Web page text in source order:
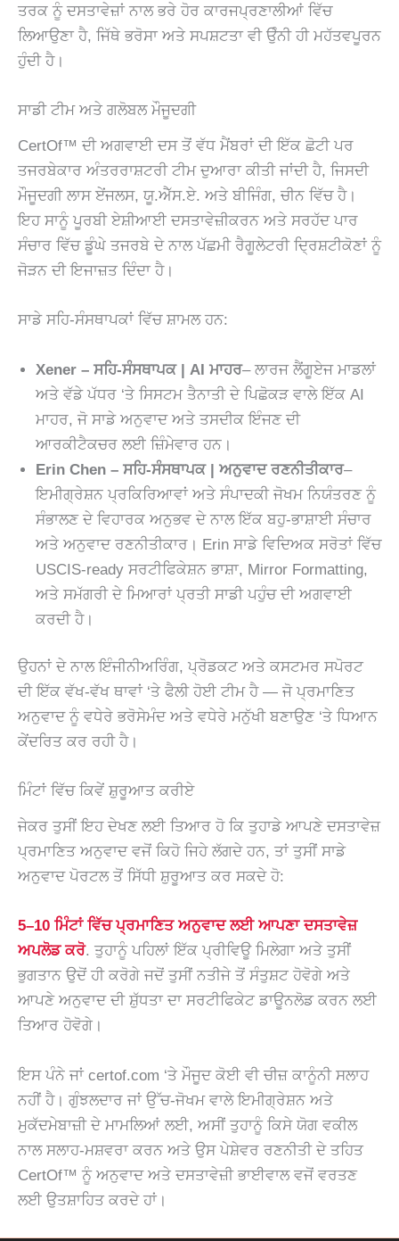
ਤਰਕ ਨੂੰ ਦਸਤਾਵੇਜ਼ਾਂ ਨਾਲ ਭਰੇ ਹੋਰ ਕਾਰਜਪ੍ਰਣਾਲੀਆਂ ਵਿੱਚ
ਲਿਆਉਣਾ ਹੈ, ਜਿੱਥੇ ਭਰੋਸਾ ਅਤੇ ਸਪਸ਼ਟਤਾ ਵੀ ਉੰਨੀ ਹੀ ਮਹੱਤਵਪੂਰਨ
ਹੁੰਦੀ ਹੈ।
ਸਾਡੀ ਟੀਮ ਅਤੇ ਗਲੋਬਲ ਮੌਜੂਦਗੀ
CertOf™ ਦੀ ਅਗਵਾਈ ਦਸ ਤੋਂ ਵੱਧ ਮੈਂਬਰਾਂ ਦੀ ਇੱਕ ਛੋਟੀ ਪਰ
ਤਜਰਬੇਕਾਰ ਅੰਤਰਰਾਸ਼ਟਰੀ ਟੀਮ ਦੁਆਰਾ ਕੀਤੀ ਜਾਂਦੀ ਹੈ, ਜਿਸਦੀ
ਮੌਜੂਦਗੀ ਲਾਸ ਏਂਜਲਸ, ਯੂ.ਐੱਸ.ਏ. ਅਤੇ ਬੀਜਿੰਗ, ਚੀਨ ਵਿੱਚ ਹੈ।
ਇਹ ਸਾਨੂੰ ਪੂਰਬੀ ਏਸ਼ੀਆਈ ਦਸਤਾਵੇਜ਼ੀਕਰਨ ਅਤੇ ਸਰਹੱਦ ਪਾਰ
ਸੰਚਾਰ ਵਿੱਚ ਡੂੰਘੇ ਤਜਰਬੇ ਦੇ ਨਾਲ ਪੱਛਮੀ ਰੈਗੂਲੇਟਰੀ ਦ੍ਰਿਸ਼ਟੀਕੋਣਾਂ ਨੂੰ
ਜੋੜਨ ਦੀ ਇਜਾਜ਼ਤ ਦਿੰਦਾ ਹੈ।
ਸਾਡੇ ਸਹਿ-ਸੰਸਥਾਪਕਾਂ ਵਿੱਚ ਸ਼ਾਮਲ ਹਨ:
Xener – ਸਹਿ-ਸੰਸਥਾਪਕ | AI ਮਾਹਰ– ਲਾਰਜ ਲੈਂਗੂਏਜ ਮਾਡਲਾਂ
ਅਤੇ ਵੱਡੇ ਪੱਧਰ ‘ਤੇ ਸਿਸਟਮ ਤੈਨਾਤੀ ਦੇ ਪਿਛੋਕੜ ਵਾਲੇ ਇੱਕ AI
ਮਾਹਰ, ਜੋ ਸਾਡੇ ਅਨੁਵਾਦ ਅਤੇ ਤਸਦੀਕ ਇੰਜਣ ਦੀ
ਆਰਕੀਟੈਕਚਰ ਲਈ ਜ਼ਿੰਮੇਵਾਰ ਹਨ।
Erin Chen – ਸਹਿ-ਸੰਸਥਾਪਕ | ਅਨੁਵਾਦ ਰਣਨੀਤੀਕਾਰ–
ਇਮੀਗ੍ਰੇਸ਼ਨ ਪ੍ਰਕਿਰਿਆਵਾਂ ਅਤੇ ਸੰਪਾਦਕੀ ਜੋਖਮ ਨਿਯੰਤਰਣ ਨੂੰ
ਸੰਭਾਲਣ ਦੇ ਵਿਹਾਰਕ ਅਨੁਭਵ ਦੇ ਨਾਲ ਇੱਕ ਬਹੁ-ਭਾਸ਼ਾਈ ਸੰਚਾਰ
ਅਤੇ ਅਨੁਵਾਦ ਰਣਨੀਤੀਕਾਰ। Erin ਸਾਡੇ ਵਿਦਿਅਕ ਸਰੋਤਾਂ ਵਿੱਚ
USCIS-ready ਸਰਟੀਫਿਕੇਸ਼ਨ ਭਾਸ਼ਾ, Mirror Formatting,
ਅਤੇ ਸਮੱਗਰੀ ਦੇ ਮਿਆਰਾਂ ਪ੍ਰਤੀ ਸਾਡੀ ਪਹੁੰਚ ਦੀ ਅਗਵਾਈ
ਕਰਦੀ ਹੈ।
ਉਹਨਾਂ ਦੇ ਨਾਲ ਇੰਜੀਨੀਅਰਿੰਗ, ਪ੍ਰੋਡਕਟ ਅਤੇ ਕਸਟਮਰ ਸਪੋਰਟ
ਦੀ ਇੱਕ ਵੱਖ-ਵੱਖ ਥਾਵਾਂ ‘ਤੇ ਫੈਲੀ ਹੋਈ ਟੀਮ ਹੈ — ਜੋ ਪ੍ਰਮਾਣਿਤ
ਅਨੁਵਾਦ ਨੂੰ ਵਧੇਰੇ ਭਰੋਸੇਮੰਦ ਅਤੇ ਵਧੇਰੇ ਮਨੁੱਖੀ ਬਣਾਉਣ ‘ਤੇ ਧਿਆਨ
ਕੇਂਦਰਿਤ ਕਰ ਰਹੀ ਹੈ।
ਮਿੰਟਾਂ ਵਿੱਚ ਕਿਵੇਂ ਸ਼ੁਰੂਆਤ ਕਰੀਏ
ਜੇਕਰ ਤੁਸੀਂ ਇਹ ਦੇਖਣ ਲਈ ਤਿਆਰ ਹੋ ਕਿ ਤੁਹਾਡੇ ਆਪਣੇ ਦਸਤਾਵੇਜ਼
ਪ੍ਰਮਾਣਿਤ ਅਨੁਵਾਦ ਵਜੋਂ ਕਿਹੋ ਜਿਹੇ ਲੱਗਦੇ ਹਨ, ਤਾਂ ਤੁਸੀਂ ਸਾਡੇ
ਅਨੁਵਾਦ ਪੋਰਟਲ ਤੋਂ ਸਿੱਧੀ ਸ਼ੁਰੂਆਤ ਕਰ ਸਕਦੇ ਹੋ:
5–10 ਮਿੰਟਾਂ ਵਿੱਚ ਪ੍ਰਮਾਣਿਤ ਅਨੁਵਾਦ ਲਈ ਆਪਣਾ ਦਸਤਾਵੇਜ਼
ਅਪਲੋਡ ਕਰੋ. ਤੁਹਾਨੂੰ ਪਹਿਲਾਂ ਇੱਕ ਪ੍ਰੀਵਿਊ ਮਿਲੇਗਾ ਅਤੇ ਤੁਸੀਂ
ਭੁਗਤਾਨ ਉਦੋਂ ਹੀ ਕਰੋਗੇ ਜਦੋਂ ਤੁਸੀਂ ਨਤੀਜੇ ਤੋਂ ਸੰਤੁਸ਼ਟ ਹੋਵੋਗੇ ਅਤੇ
ਆਪਣੇ ਅਨੁਵਾਦ ਦੀ ਸ਼ੁੱਧਤਾ ਦਾ ਸਰਟੀਫਿਕੇਟ ਡਾਊਨਲੋਡ ਕਰਨ ਲਈ
ਤਿਆਰ ਹੋਵੋਗੇ।
ਇਸ ਪੰਨੇ ਜਾਂ certof.com ‘ਤੇ ਮੌਜੂਦ ਕੋਈ ਵੀ ਚੀਜ਼ ਕਾਨੂੰਨੀ ਸਲਾਹ
ਨਹੀਂ ਹੈ। ਗੁੰਝਲਦਾਰ ਜਾਂ ਉੱਚ-ਜੋਖਮ ਵਾਲੇ ਇਮੀਗ੍ਰੇਸ਼ਨ ਅਤੇ
ਮੁਕੱਦਮੇਬਾਜ਼ੀ ਦੇ ਮਾਮਲਿਆਂ ਲਈ, ਅਸੀਂ ਤੁਹਾਨੂੰ ਕਿਸੇ ਯੋਗ ਵਕੀਲ
ਨਾਲ ਸਲਾਹ-ਮਸ਼ਵਰਾ ਕਰਨ ਅਤੇ ਉਸ ਪੇਸ਼ੇਵਰ ਰਣਨੀਤੀ ਦੇ ਤਹਿਤ
CertOf™ ਨੂੰ ਅਨੁਵਾਦ ਅਤੇ ਦਸਤਾਵੇਜ਼ੀ ਭਾਈਵਾਲ ਵਜੋਂ ਵਰਤਣ
ਲਈ ਉਤਸ਼ਾਹਿਤ ਕਰਦੇ ਹਾਂ।